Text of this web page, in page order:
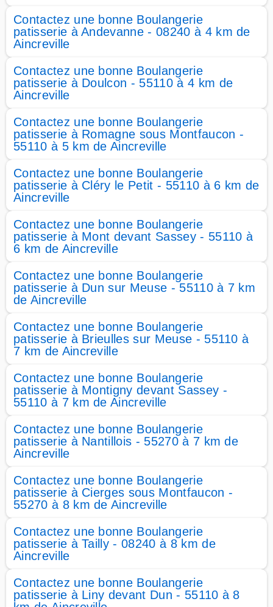
Contactez une bonne Boulangerie
patisserie à Andevanne - 08240 à 4 km de
Aincreville
Contactez une bonne Boulangerie
patisserie à Doulcon - 55110 à 4 km de
Aincreville
Contactez une bonne Boulangerie
patisserie à Romagne sous Montfaucon -
55110 à 5 km de Aincreville
Contactez une bonne Boulangerie
patisserie à Cléry le Petit - 55110 à 6 km de
Aincreville
Contactez une bonne Boulangerie
patisserie à Mont devant Sassey - 55110 à
6 km de Aincreville
Contactez une bonne Boulangerie
patisserie à Dun sur Meuse - 55110 à 7 km
de Aincreville
Contactez une bonne Boulangerie
patisserie à Brieulles sur Meuse - 55110 à
7 km de Aincreville
Contactez une bonne Boulangerie
patisserie à Montigny devant Sassey -
55110 à 7 km de Aincreville
Contactez une bonne Boulangerie
patisserie à Nantillois - 55270 à 7 km de
Aincreville
Contactez une bonne Boulangerie
patisserie à Cierges sous Montfaucon -
55270 à 8 km de Aincreville
Contactez une bonne Boulangerie
patisserie à Tailly - 08240 à 8 km de
Aincreville
Contactez une bonne Boulangerie
patisserie à Liny devant Dun - 55110 à 8